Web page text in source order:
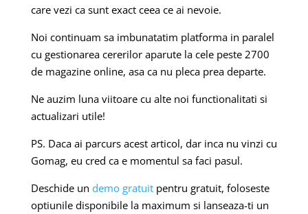
care vezi ca sunt exact ceea ce ai nevoie.
Noi continuam sa imbunatatim platforma in paralel
cu gestionarea cererilor aparute la cele peste 2700
de magazine online, asa ca nu pleca prea departe.
Ne auzim luna viitoare cu alte noi functionalitati si
actualizari utile!
PS. Daca ai parcurs acest articol, dar inca nu vinzi cu
Gomag, eu cred ca e momentul sa faci pasul.
Deschide un demo gratuitpentru gratuit, foloseste
optiunile disponibile la maximum si lanseaza-ti un